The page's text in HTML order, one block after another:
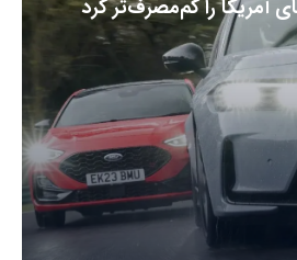
آمریکا را کم‌مصرف‌تر کرد